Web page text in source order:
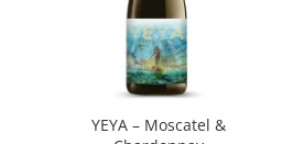
YEYA – Moscatel &